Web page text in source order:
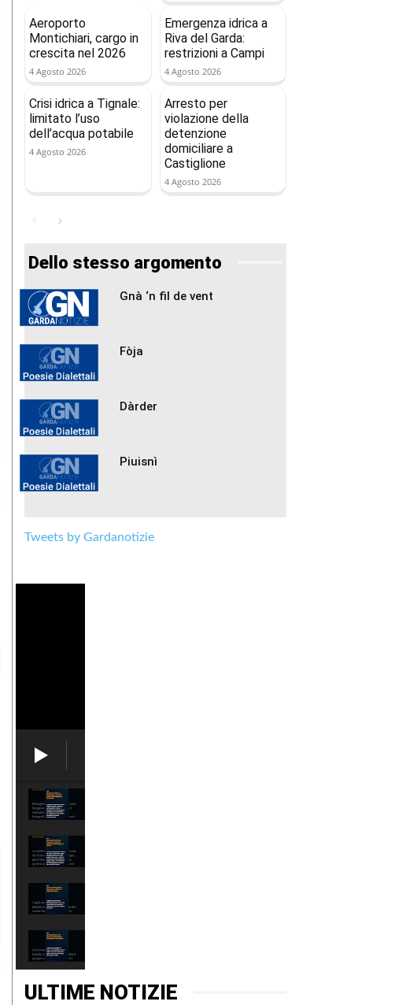
Aeroporto
Montichiari, cargo in
crescita nel 2026
4 Agosto 2026
Emergenza idrica a
Riva del Garda:
restrizioni a Campi
4 Agosto 2026
Crisi idrica a Tignale:
limitato l’uso
dell’acqua potabile
4 Agosto 2026
Arresto per
violazione della
detenzione
domiciliare a
Castiglione
4 Agosto 2026
Dello stesso argomento
Gnà ‘n fil de vent
Fòja
Dàrder
Piuisnì
Tweets by Gardanotizie
un
anno
turista
ferita
ULTIME NOTIZIE